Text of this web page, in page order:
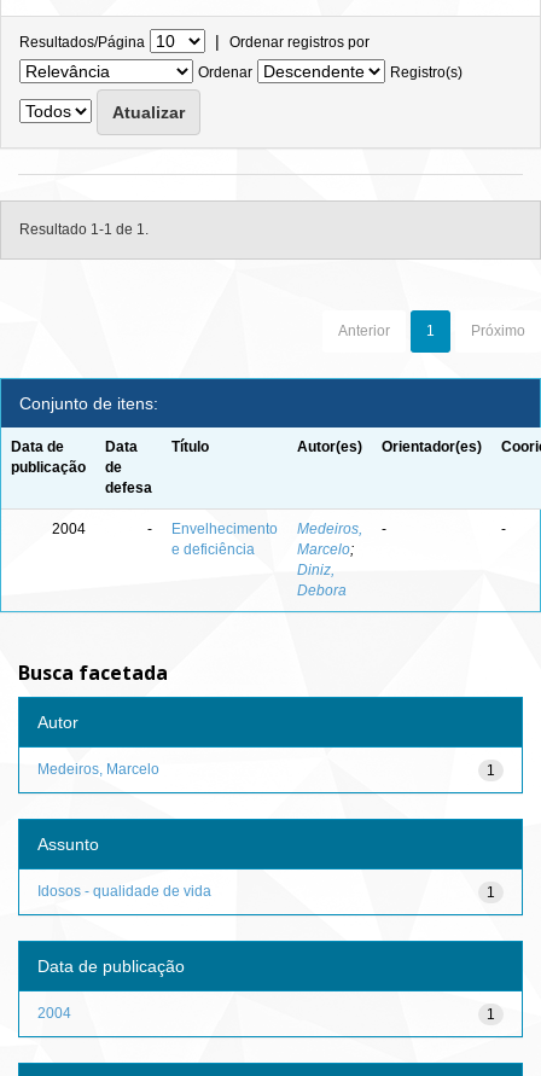
Resultados/Página | Ordenar registros por
Ordenar
Registro(s)
Resultado 1-1 de 1.
Anterior 1 Próximo
Conjunto de itens:
Data de
publicação
Data
de
defesa
Título Autor(es) Orientador(es)
2004 -
Envelhecimento
e deficiência
Medeiros,
Marcelo;
Diniz,
Debora
- -
Busca facetada
Autor
1
Medeiros, Marcelo
Assunto
1
Idosos - qualidade de vida
Data de publicação
1
2004